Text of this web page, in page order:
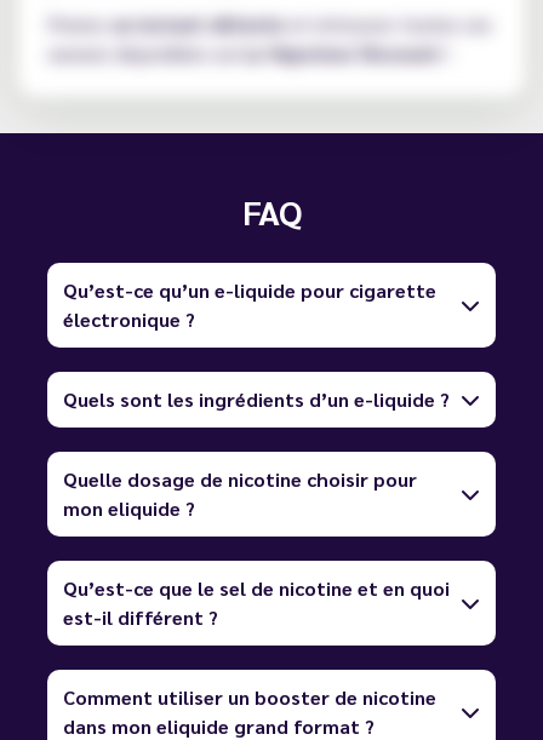
Prenez un instant détente et retrouvez toutes ces
Le Vapoteur Discount
FAQ
Qu’est-ce qu’un e-liquide pour cigarette
électronique ?
Quels sont les ingrédients d’un e-liquide ?
Quelle dosage de nicotine choisir pour
mon eliquide ?
Qu’est-ce que le sel de nicotine et en quoi
est-il différent ?
Comment utiliser un booster de nicotine
dans mon eliquide grand format ?